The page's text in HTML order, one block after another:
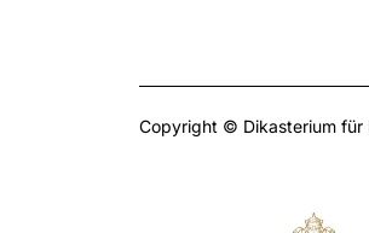
Copyright © Dikasterium für